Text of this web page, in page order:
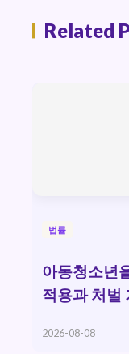
Related
법률
아동청소년
적용과 처벌
2026-08-08